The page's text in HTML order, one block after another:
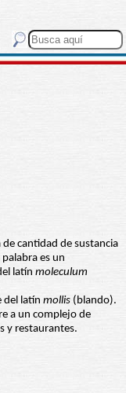
cantidad de sustancia
es un
latín moleculum
del latín mollis (blando).
a un complejo de
y restaurantes.